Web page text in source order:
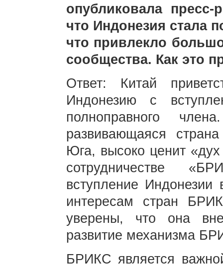
опубликовала
что Индонезия стала
что привлекло
сообщества. Как это
Ответ: Китай
Индонезию с
полноправного
развивающаяся
Юга, высоко ценит
сотрудничестве
вступление
интересам стран
уверены, что она
развитие механизма
БРИКС является